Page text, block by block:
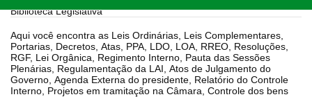
Biblioteca Legislativa
Aqui você encontra as Leis Ordinárias, Leis Complementares,
Portarias, Decretos, Atas, PPA, LDO, LOA, RREO, Resoluções,
RGF, Lei Orgânica, Regimento Interno, Pauta das Sessões
Plenárias, Regulamentação da LAI, Atos de Julgamento do
Governo, Agenda Externa do presidente, Relatório do Controle
Interno, Projetos em tramitação na Câmara, Controle dos bens